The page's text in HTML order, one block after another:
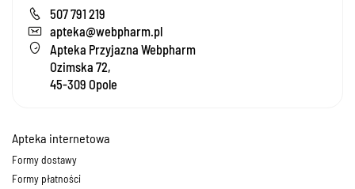
507 791 219
apteka@webpharm.pl
Apteka Przyjazna Webpharm
Ozimska 72,
45-309 Opole
Apteka internetowa
Formy dostawy
Formy płatności